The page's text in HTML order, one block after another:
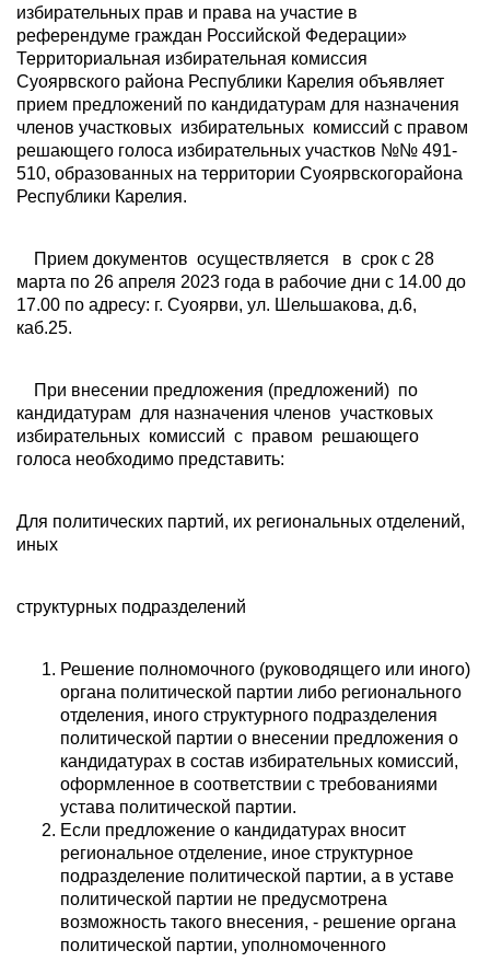
избирательных прав и права на участие в
референдуме граждан Российской Федерации»
Территориальная избирательная комиссия
Суоярвского района Республики Карелия объявляет
прием предложений по кандидатурам для назначения
членов участковых избирательных комиссий с правом
решающего голоса избирательных участков №№ 491-
510, образованных на территории Суоярвскогорайона
Республики Карелия.
Прием документов осуществляется в срок с 28
марта по 26 апреля 2023 года в рабочие дни с 14.00 до
17.00 по адресу: г. Суоярви, ул. Шельшакова, д.6,
каб.25.
При внесении предложения (предложений) по
кандидатурам для назначения членов участковых
избирательных комиссий с правом решающего
голоса необходимо представить:
Для политических партий, их региональных отделений,
иных
структурных подразделений
Решение полномочного (руководящего или иного)
органа политической партии либо регионального
отделения, иного структурного подразделения
политической партии о внесении предложения о
кандидатурах в состав избирательных комиссий,
оформленное в соответствии с требованиями
устава политической партии.
Если предложение о кандидатурах вносит
региональное отделение, иное структурное
подразделение политической партии, а в уставе
политической партии не предусмотрена
возможность такого внесения, - решение органа
политической партии, уполномоченного